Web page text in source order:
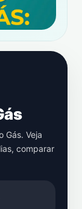
Gás. Veja
, comparar